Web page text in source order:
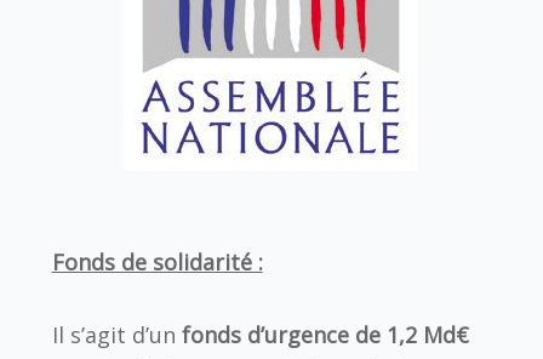
Fonds de solidarité :
Il s’agit d’un fonds d’urgence de 1,2 Md€